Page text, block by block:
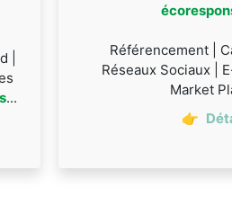
|
...
Référencement |
Réseaux Sociaux |
Market
👉